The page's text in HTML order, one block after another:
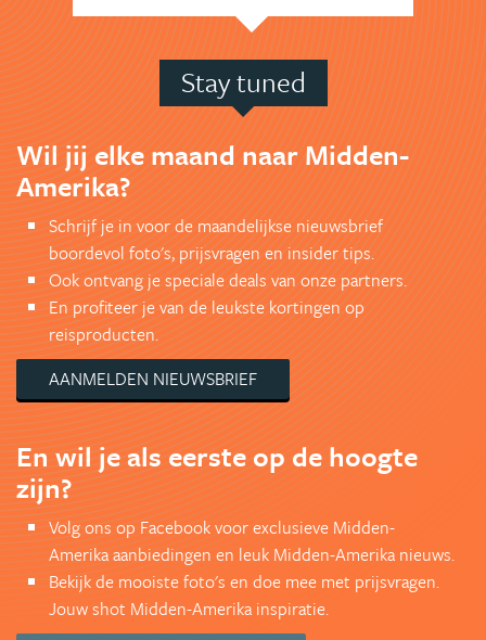
Stay tuned
Wil jij elke maand naar Midden-
Amerika?
Schrijf je in voor de maandelijkse nieuwsbrief
boordevol foto's, prijsvragen en insider tips.
Ook ontvang je speciale deals van onze partners.
En profiteer je van de leukste kortingen op
reisproducten.
AANMELDEN NIEUWSBRIEF
En wil je als eerste op de hoogte
zijn?
Volg ons op Facebook voor exclusieve Midden-
Amerika aanbiedingen en leuk Midden-Amerika nieuws.
Bekijk de mooiste foto's en doe mee met prijsvragen.
Jouw shot Midden-Amerika inspiratie.